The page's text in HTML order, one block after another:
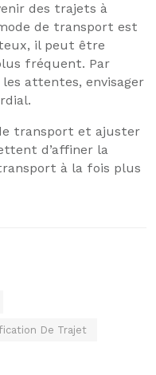
des trajets à
de transport est
il peut être
fréquent. Par
attentes, envisager
transport et ajuster
d’affiner la
à la fois plus
De Trajet